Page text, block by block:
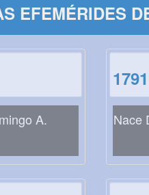
EFEMÉRIDES
A.
1791
Nace